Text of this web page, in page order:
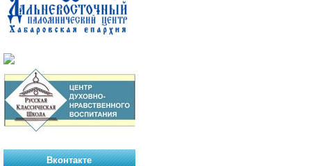
Вконтакте